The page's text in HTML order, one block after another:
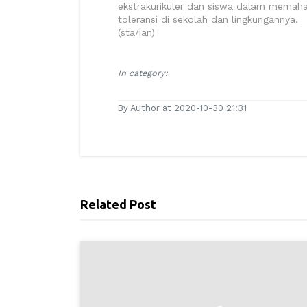
ekstrakurikuler dan siswa dalam
toleransi di sekolah dan lingkungannya.
(sta/ian)
In category:
By Author at 2020-10-30 21:31
Related Post